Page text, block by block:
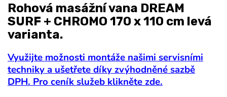
Rohová masážní vana DREAM
SURF + CHROMO 170 x 110 cm levá
varianta.
Využijte možnosti montáže našimi servisními
techniky a ušetřete díky zvýhodněné sazbě
DPH. Pro ceník služeb klikněte zde.